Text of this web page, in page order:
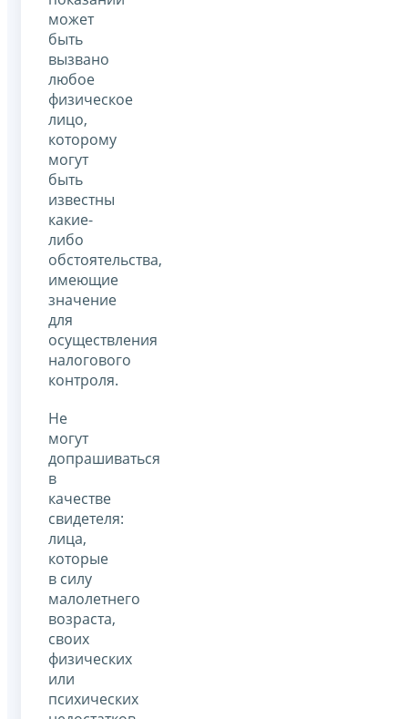
может
быть
вызвано
любое
физическое
лицо,
которому
могут
быть
известны
какие-
либо
обстоятельства,
имеющие
значение
для
осуществления
налогового
контроля.
Не
могут
допрашиваться
в
качестве
свидетеля:
лица,
которые
в силу
малолетнего
возраста,
своих
физических
или
психических